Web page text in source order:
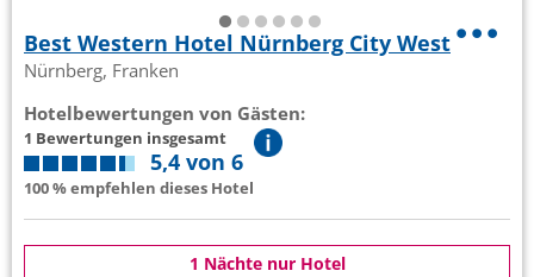
Best Western Hotel Nürnberg City West
Nürnberg, Franken
Hotelbewertungen von Gästen:
1 Bewertungen insgesamt
5,4 von 6
100 % empfehlen dieses Hotel
1 Nächte nur Hotel